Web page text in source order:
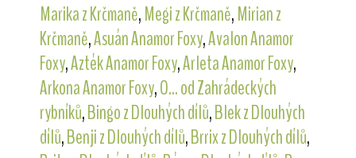
Marika z Krčmaně,Megi z Krčmaně,Mirian z
Krčmaně,Asuán Anamor Foxy,Avalon Anamor
Foxy,Azték Anamor Foxy,Arleta Anamor Foxy,
Arkona Anamor Foxy,O... od Zahrádeckých
rybníků,Bingo z Dlouhých dílů,Blek z Dlouhých
dílů,Benji z Dlouhých dílů,Brrix z Dlouhých dílů,